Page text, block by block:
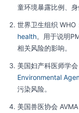
童环境暴露比例、身
世界卫生组织 WHO
health。用于说明
相关风险的影响。
美国妇产科医师学会
Environmental
污染风险。
美国兽医协会 AVMA